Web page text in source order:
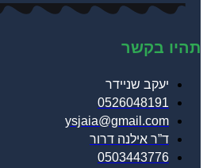
תהיו בקשר
יעקב שניידר
0526048191
ysjaia@gmail.com
ד”ר אילנה דרור
0503443776